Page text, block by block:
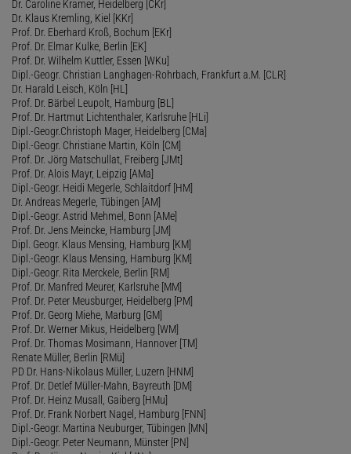
Dr. Caroline Kramer, Heidelberg [CKr]
Dr. Klaus Kremling, Kiel [KKr]
Prof. Dr. Eberhard Kroß, Bochum [EKr]
Prof. Dr. Elmar Kulke, Berlin [EK]
Prof. Dr. Wilhelm Kuttler, Essen [WKu]
Dipl.-Geogr. Christian Langhagen-Rohrbach, Frankfurt a.M. [CLR]
Dr. Harald Leisch, Köln [HL]
Prof. Dr. Bärbel Leupolt, Hamburg [BL]
Prof. Dr. Hartmut Lichtenthaler, Karlsruhe [HLi]
Dipl.-Geogr.Christoph Mager, Heidelberg [CMa]
Dipl.-Geogr. Christiane Martin, Köln [CM]
Prof. Dr. Jörg Matschullat, Freiberg [JMt]
Prof. Dr. Alois Mayr, Leipzig [AMa]
Dipl.-Geogr. Heidi Megerle, Schlaitdorf [HM]
Dr. Andreas Megerle, Tübingen [AM]
Dipl.-Geogr. Astrid Mehmel, Bonn [AMe]
Prof. Dr. Jens Meincke, Hamburg [JM]
Dipl. Geogr. Klaus Mensing, Hamburg [KM]
Dipl.-Geogr. Klaus Mensing, Hamburg [KM]
Dipl.-Geogr. Rita Merckele, Berlin [RM]
Prof. Dr. Manfred Meurer, Karlsruhe [MM]
Prof. Dr. Peter Meusburger, Heidelberg [PM]
Prof. Dr. Georg Miehe, Marburg [GM]
Prof. Dr. Werner Mikus, Heidelberg [WM]
Prof. Dr. Thomas Mosimann, Hannover [TM]
Renate Müller, Berlin [RMü]
PD Dr. Hans-Nikolaus Müller, Luzern [HNM]
Prof. Dr. Detlef Müller-Mahn, Bayreuth [DM]
Prof. Dr. Heinz Musall, Gaiberg [HMu]
Prof. Dr. Frank Norbert Nagel, Hamburg [FNN]
Dipl.-Geogr. Martina Neuburger, Tübingen [MN]
Dipl.-Geogr. Peter Neumann, Münster [PN]